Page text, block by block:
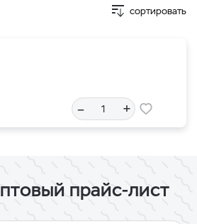
сортировать
– +
прайс-лист